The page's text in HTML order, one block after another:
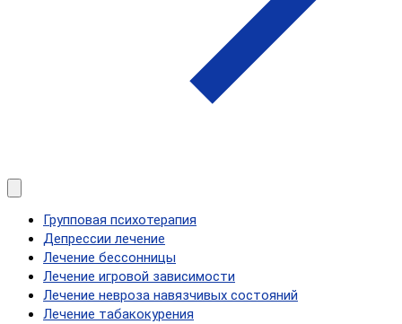
Групповая психотерапия
Депрессии лечение
Лечение бессонницы
Лечение игровой зависимости
Лечение невроза навязчивых состояний
Лечение табакокурения